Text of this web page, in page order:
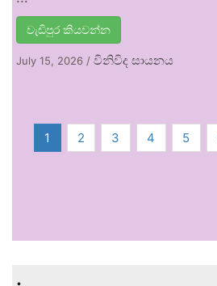
වැඩිපුර කියවන්න
July 15, 2026 / විනිවිද සායනය
1 2 3 4 5
.